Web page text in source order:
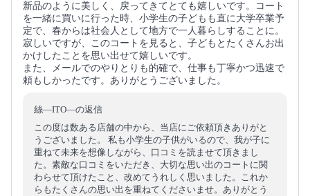
新品のように美しく、戻ってきてとても嬉しいです。コート
を一緒に買いに行った時、小学生の子どもも直に大学卒業予
定で、春からは社会人として地方で一人暮らしすることに。
寂しいですが、このコートを見ると、子どもとたくさんお出
かけしたことを思い出せて嬉しいです。
また、メールでのやりとりも的確で、仕事も丁寧かつ迅速で
頼もしかったです。ありがとうございました。
絲―ITO―の返信
この度は数ある店舗の中から、当店にご依頼頂きありがと
うございました。 私も小学生の子供がいるので、我が子に
重ねて未来を想像しながら、口コミを読ませて頂きまし
た。素敵な口コミをいただき、大切な思い出のコートに関
わらせて頂けたこと、改めてうれしく思いました。これか
らもたくさんの思い出を重ねてくださいませ。ありがとう